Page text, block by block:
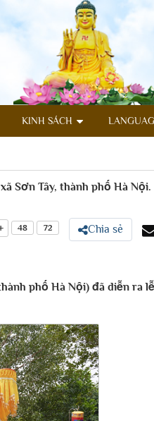
KINH SÁCH
Sơn Tây, thành phố Hà Nội.
48 72 Chia sẻ
phố Hà Nội) đã diễn